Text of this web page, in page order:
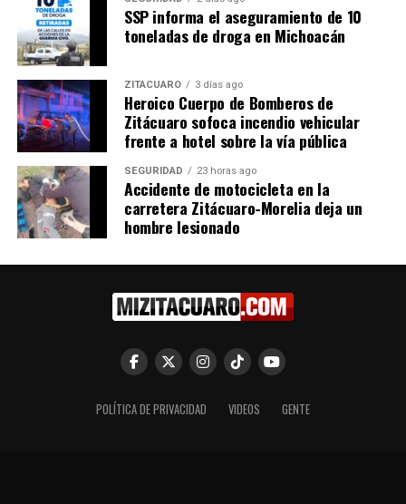
de Sodoma
DON'T MISS
Polémica teoría: “Eva no fue creada de la costilla de
Adán”
SSP informa el aseguramiento de 10
toneladas de droga en Michoacán
ZITÁCUARO 3 días ago
Heroico Cuerpo de Bomberos de
Zitácuaro sofoca incendio vehicular
frente a hotel sobre la vía pública
SEGURIDAD 23 horas ago
Accidente de motocicleta en la
carretera Zitácuaro-Morelia deja un
hombre lesionado
POLÍTICA DE PRIVACIDAD VIDEOS GENTE